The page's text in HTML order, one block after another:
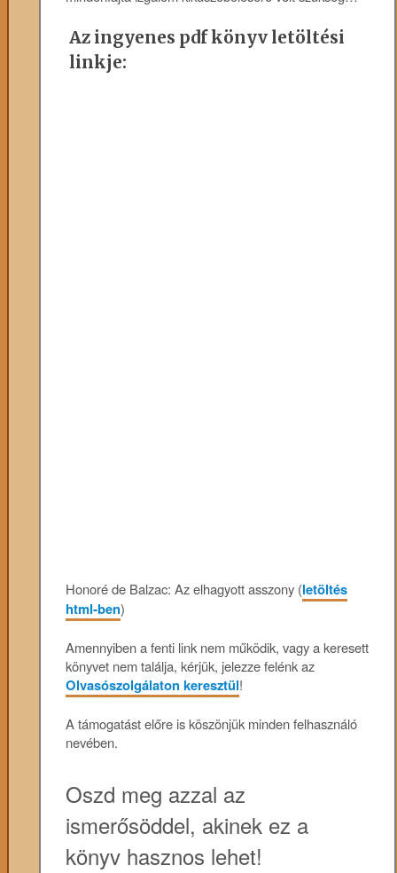
Az ingyenes pdf könyv letöltési
linkje:
Honoré de Balzac: Az elhagyott asszony (letöltés
html-ben)
Amennyiben a fenti link nem működik, vagy a keresett
könyvet nem találja, kérjük, jelezze felénk az
Olvasószolgálaton keresztül!
A támogatást előre is köszönjük minden felhasználó
nevében.
Oszd meg azzal az
ismerősöddel, akinek ez a
könyv hasznos lehet!